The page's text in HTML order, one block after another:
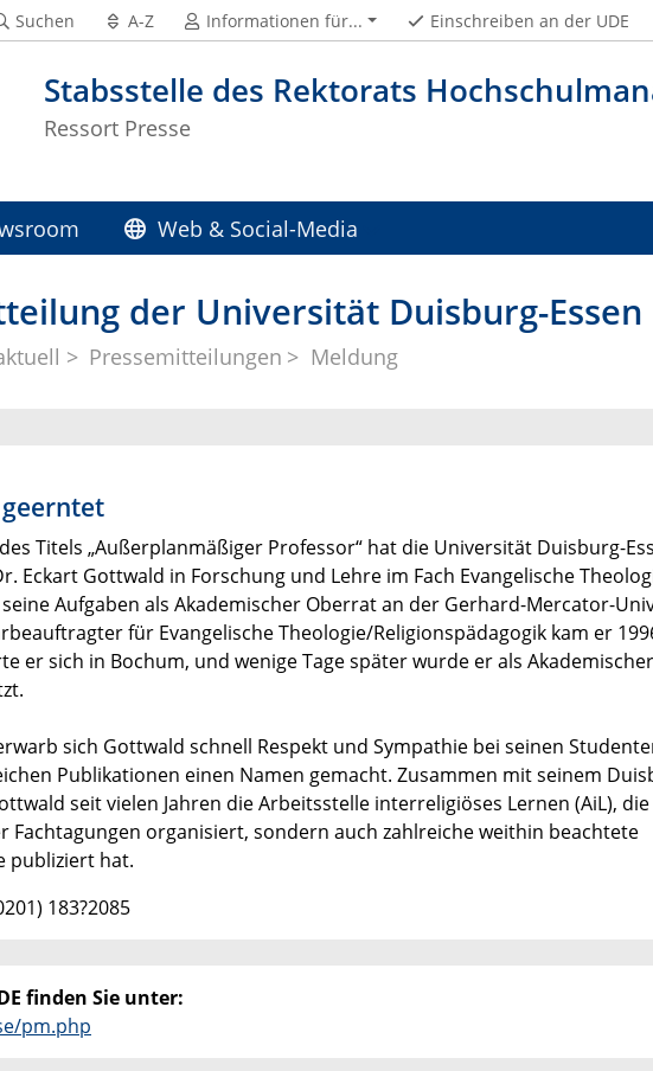
Stabsstelle des Rektorats
Ressort Presse
Suchen A-Z Informationen für... Einschreiben an der UDE
Web & Social-Media
der Universität Duisburg-Essen
Pressemitteilungen Meldung
Titels „Außerplanmäßiger Professor“ hat die Universität Duisburg-
Eckart Gottwald in Forschung und Lehre im Fach Evangelische
Aufgaben als Akademischer Oberrat an der Gerhard-Mercator-
für Evangelische Theologie/Religionspädagogik kam er
er sich in Bochum, und wenige Tage später wurde er als
sich Gottwald schnell Respekt und Sympathie bei seinen
Publikationen einen Namen gemacht. Zusammen mit seinem
seit vielen Jahren die Arbeitsstelle interreligiöses Lernen (AiL),
Fachtagungen organisiert, sondern auch zahlreiche weithin beachtete
publiziert hat.
183?2085
finden Sie unter:
pm.php